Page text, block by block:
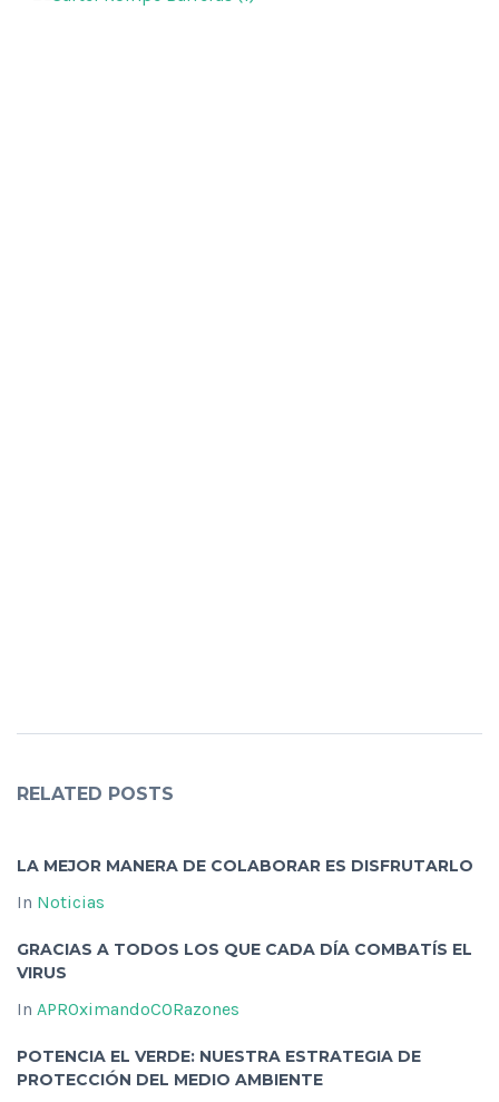
RELATED POSTS
LA MEJOR MANERA DE COLABORAR ES DISFRUTARLO
In Noticias
GRACIAS A TODOS LOS QUE CADA DÍA COMBATÍS EL
VIRUS
In APROximandoCORazones
POTENCIA EL VERDE: NUESTRA ESTRATEGIA DE
PROTECCIÓN DEL MEDIO AMBIENTE